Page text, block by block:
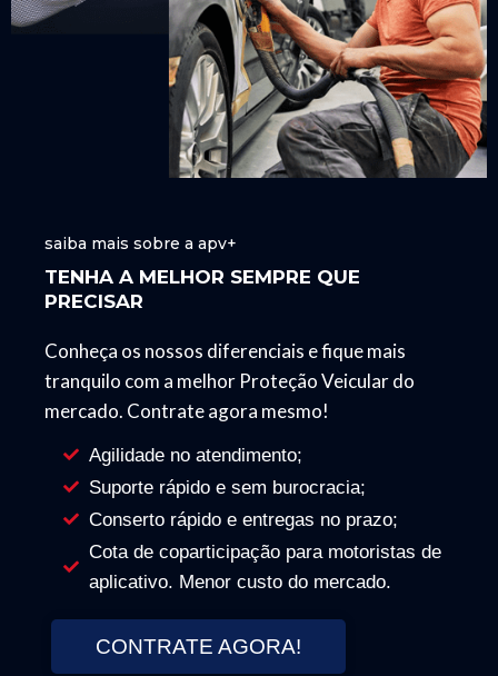
saiba mais sobre a apv+
TENHA A MELHOR SEMPRE QUE
PRECISAR
Conheça os nossos diferenciais e fique mais
tranquilo com a melhor Proteção Veicular do
mercado. Contrate agora mesmo!
Agilidade no atendimento;
Suporte rápido e sem burocracia;
Conserto rápido e entregas no prazo;
Cota de coparticipação para motoristas de
aplicativo. Menor custo do mercado.
CONTRATE AGORA!